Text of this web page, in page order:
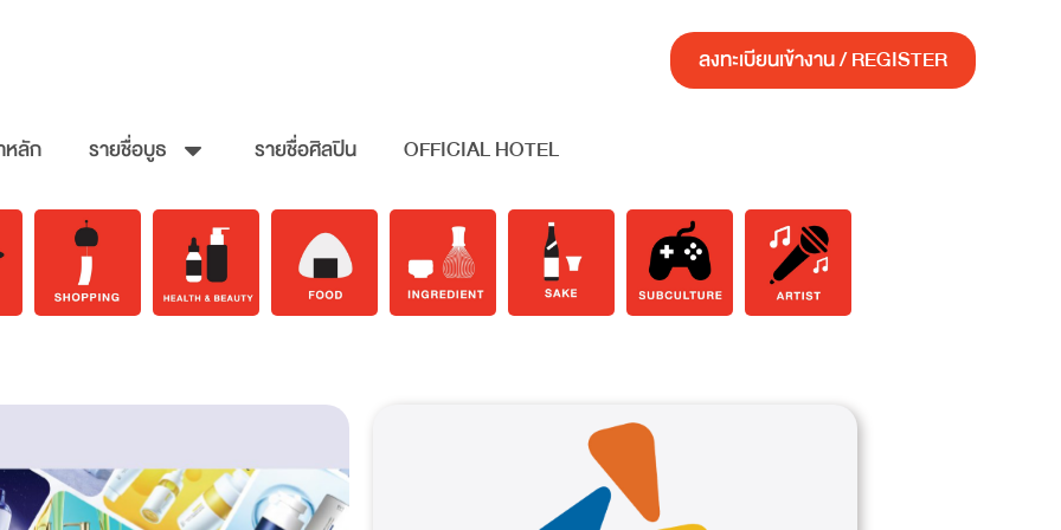
ลงทะเบียนเข้างาน / REGISTER
ลัก รายชื่อบูธ รายชื่อศิลปิน OFFICIAL HOTEL